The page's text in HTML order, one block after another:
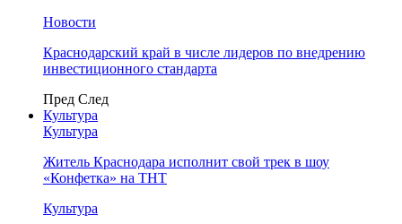
Новости
Краснодарский край в числе лидеров по внедрению
инвестиционного стандарта
Пред След
Культура
Культура
Житель Краснодара исполнит свой трек в шоу
«Конфетка» на ТНТ
Культура